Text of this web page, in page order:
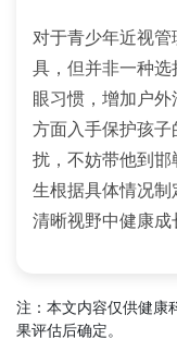
对于青少年近视
具，但并非一种
眼习惯，增加户
方面入手保护孩
扰，不妨带他到
生根据具体情况
清晰视野中健康成
注：本文内容仅供健康
果评估后确定。